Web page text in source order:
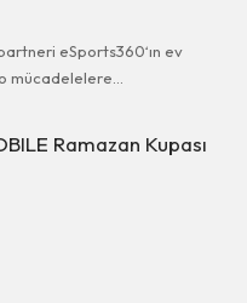
eSports360‘ın ev
mücadelelere…